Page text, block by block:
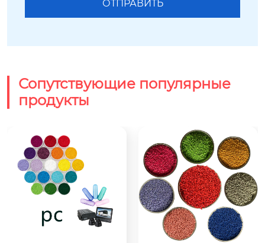
Сопутствующие популярные
продукты